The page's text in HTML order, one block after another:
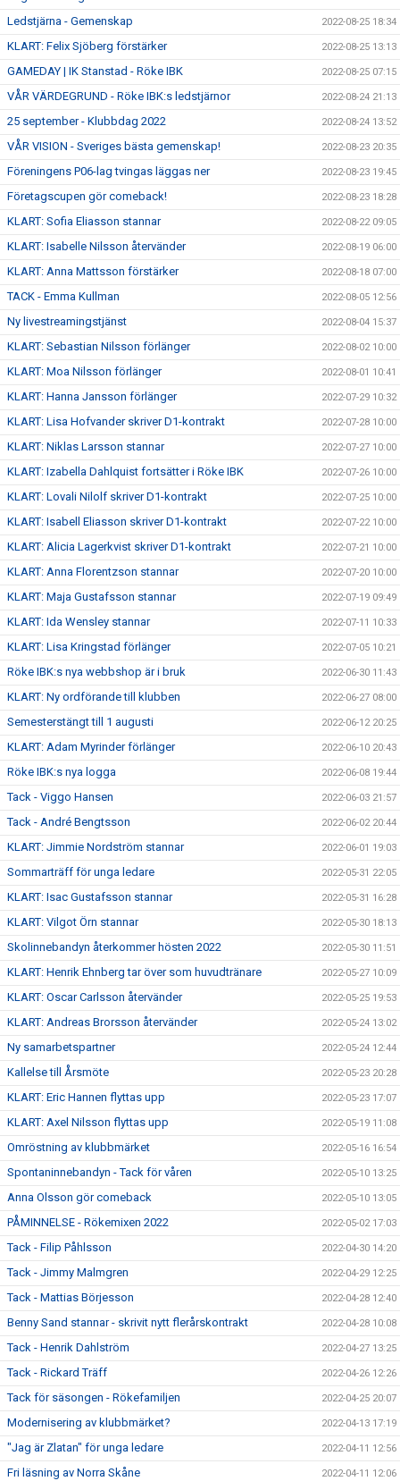
Ledstjärna - Gemenskap 2022-08-25 18:34
KLART: Felix Sjöberg förstärker 2022-08-25 13:13
GAMEDAY | IK Stanstad - Röke IBK 2022-08-25 07:15
VÅR VÄRDEGRUND - Röke IBK:s ledstjärnor 2022-08-24 21:13
25 september - Klubbdag 2022 2022-08-24 13:52
VÅR VISION - Sveriges bästa gemenskap! 2022-08-23 20:35
Föreningens P06-lag tvingas läggas ner 2022-08-23 19:45
Företagscupen gör comeback! 2022-08-23 18:28
KLART: Sofia Eliasson stannar 2022-08-22 09:05
KLART: Isabelle Nilsson återvänder 2022-08-19 06:00
KLART: Anna Mattsson förstärker 2022-08-18 07:00
TACK - Emma Kullman 2022-08-05 12:56
Ny livestreamingstjänst 2022-08-04 15:37
KLART: Sebastian Nilsson förlänger 2022-08-02 10:00
KLART: Moa Nilsson förlänger 2022-08-01 10:41
KLART: Hanna Jansson förlänger 2022-07-29 10:32
KLART: Lisa Hofvander skriver D1-kontrakt 2022-07-28 10:00
KLART: Niklas Larsson stannar 2022-07-27 10:00
KLART: Izabella Dahlquist fortsätter i Röke IBK 2022-07-26 10:00
KLART: Lovali Nilolf skriver D1-kontrakt 2022-07-25 10:00
KLART: Isabell Eliasson skriver D1-kontrakt 2022-07-22 10:00
KLART: Alicia Lagerkvist skriver D1-kontrakt 2022-07-21 10:00
KLART: Anna Florentzson stannar 2022-07-20 10:00
KLART: Maja Gustafsson stannar 2022-07-19 09:49
KLART: Ida Wensley stannar 2022-07-11 10:33
KLART: Lisa Kringstad förlänger 2022-07-05 10:21
Röke IBK:s nya webbshop är i bruk 2022-06-30 11:43
KLART: Ny ordförande till klubben 2022-06-27 08:00
Semesterstängt till 1 augusti 2022-06-12 20:25
KLART: Adam Myrinder förlänger 2022-06-10 20:43
Röke IBK:s nya logga 2022-06-08 19:44
Tack - Viggo Hansen 2022-06-03 21:57
Tack - André Bengtsson 2022-06-02 20:44
KLART: Jimmie Nordström stannar 2022-06-01 19:03
Sommarträff för unga ledare 2022-05-31 22:05
KLART: Isac Gustafsson stannar 2022-05-31 16:28
KLART: Vilgot Örn stannar 2022-05-30 18:13
Skolinnebandyn återkommer hösten 2022 2022-05-30 11:51
KLART: Henrik Ehnberg tar över som huvudtränare 2022-05-27 10:09
KLART: Oscar Carlsson återvänder 2022-05-25 19:53
KLART: Andreas Brorsson återvänder 2022-05-24 13:02
Ny samarbetspartner 2022-05-24 12:44
Kallelse till Årsmöte 2022-05-23 20:28
KLART: Eric Hannen flyttas upp 2022-05-23 17:07
KLART: Axel Nilsson flyttas upp 2022-05-19 11:08
Omröstning av klubbmärket 2022-05-16 16:54
Spontaninnebandyn - Tack för våren 2022-05-10 13:25
Anna Olsson gör comeback 2022-05-10 13:05
PÅMINNELSE - Rökemixen 2022 2022-05-02 17:03
Tack - Filip Påhlsson 2022-04-30 14:20
Tack - Jimmy Malmgren 2022-04-29 12:25
Tack - Mattias Börjesson 2022-04-28 12:40
Benny Sand stannar - skrivit nytt flerårskontrakt 2022-04-28 10:08
Tack - Henrik Dahlström 2022-04-27 13:25
Tack - Rickard Träff 2022-04-26 12:26
Tack för säsongen - Rökefamiljen 2022-04-25 20:07
Modernisering av klubbmärket? 2022-04-13 17:19
"Jag är Zlatan" för unga ledare 2022-04-11 12:56
Fri läsning av Norra Skåne 2022-04-11 12:06